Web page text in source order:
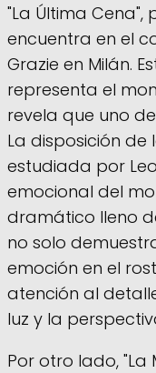
"La Última Cena",
encuentra en el
Grazie en Milán.
representa el
revela que uno
La disposición
estudiada por
emocional del
dramático lleno
no solo
emoción en el
atención al
luz y la
Por otro lado, "La